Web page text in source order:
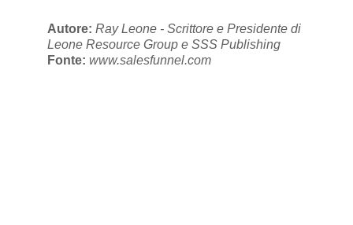
Autore: Ray Leone - Scrittore e Presidente di
Leone Resource Group e SSS Publishing
Fonte: www.salesfunnel.com